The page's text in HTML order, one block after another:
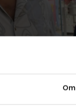
Om